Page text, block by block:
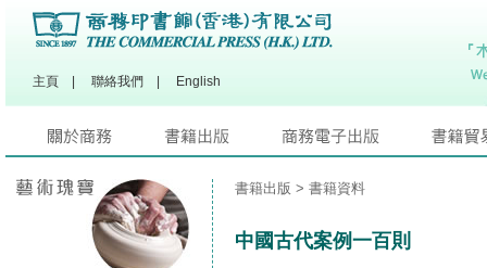
主頁 聯絡我們 English
書籍出版 > 書籍資料
中國古代案例一百則